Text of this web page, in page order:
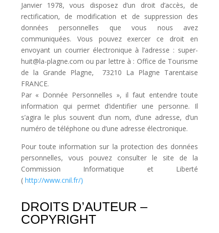
Janvier 1978, vous disposez d’un droit d’accès, de
rectification, de modification et de suppression des
données personnelles que vous nous avez
communiquées. Vous pouvez exercer ce droit en
envoyant un courrier électronique à l’adresse : super-
huit@la-plagne.com ou par lettre à : Office de Tourisme
de la Grande Plagne, 73210 La Plagne Tarentaise
FRANCE.
Par « Donnée Personnelles », il faut entendre toute
information qui permet d’identifier une personne. Il
s’agira le plus souvent d’un nom, d’une adresse, d’un
numéro de téléphone ou d’une adresse électronique.
Pour toute information sur la protection des données
personnelles, vous pouvez consulter le site de la
Commission Informatique et Liberté
( http://www.cnil.fr/)
DROITS D’AUTEUR –
COPYRIGHT